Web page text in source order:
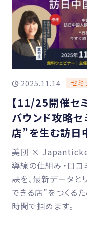
2025.11.14 セミ
【11/25開催セ
バウンド攻略
店”を生む訪日
美団 × Japanticket
導線の仕組み・口
訣を、最新データ
できる店”をつくる
時間で掴めます。